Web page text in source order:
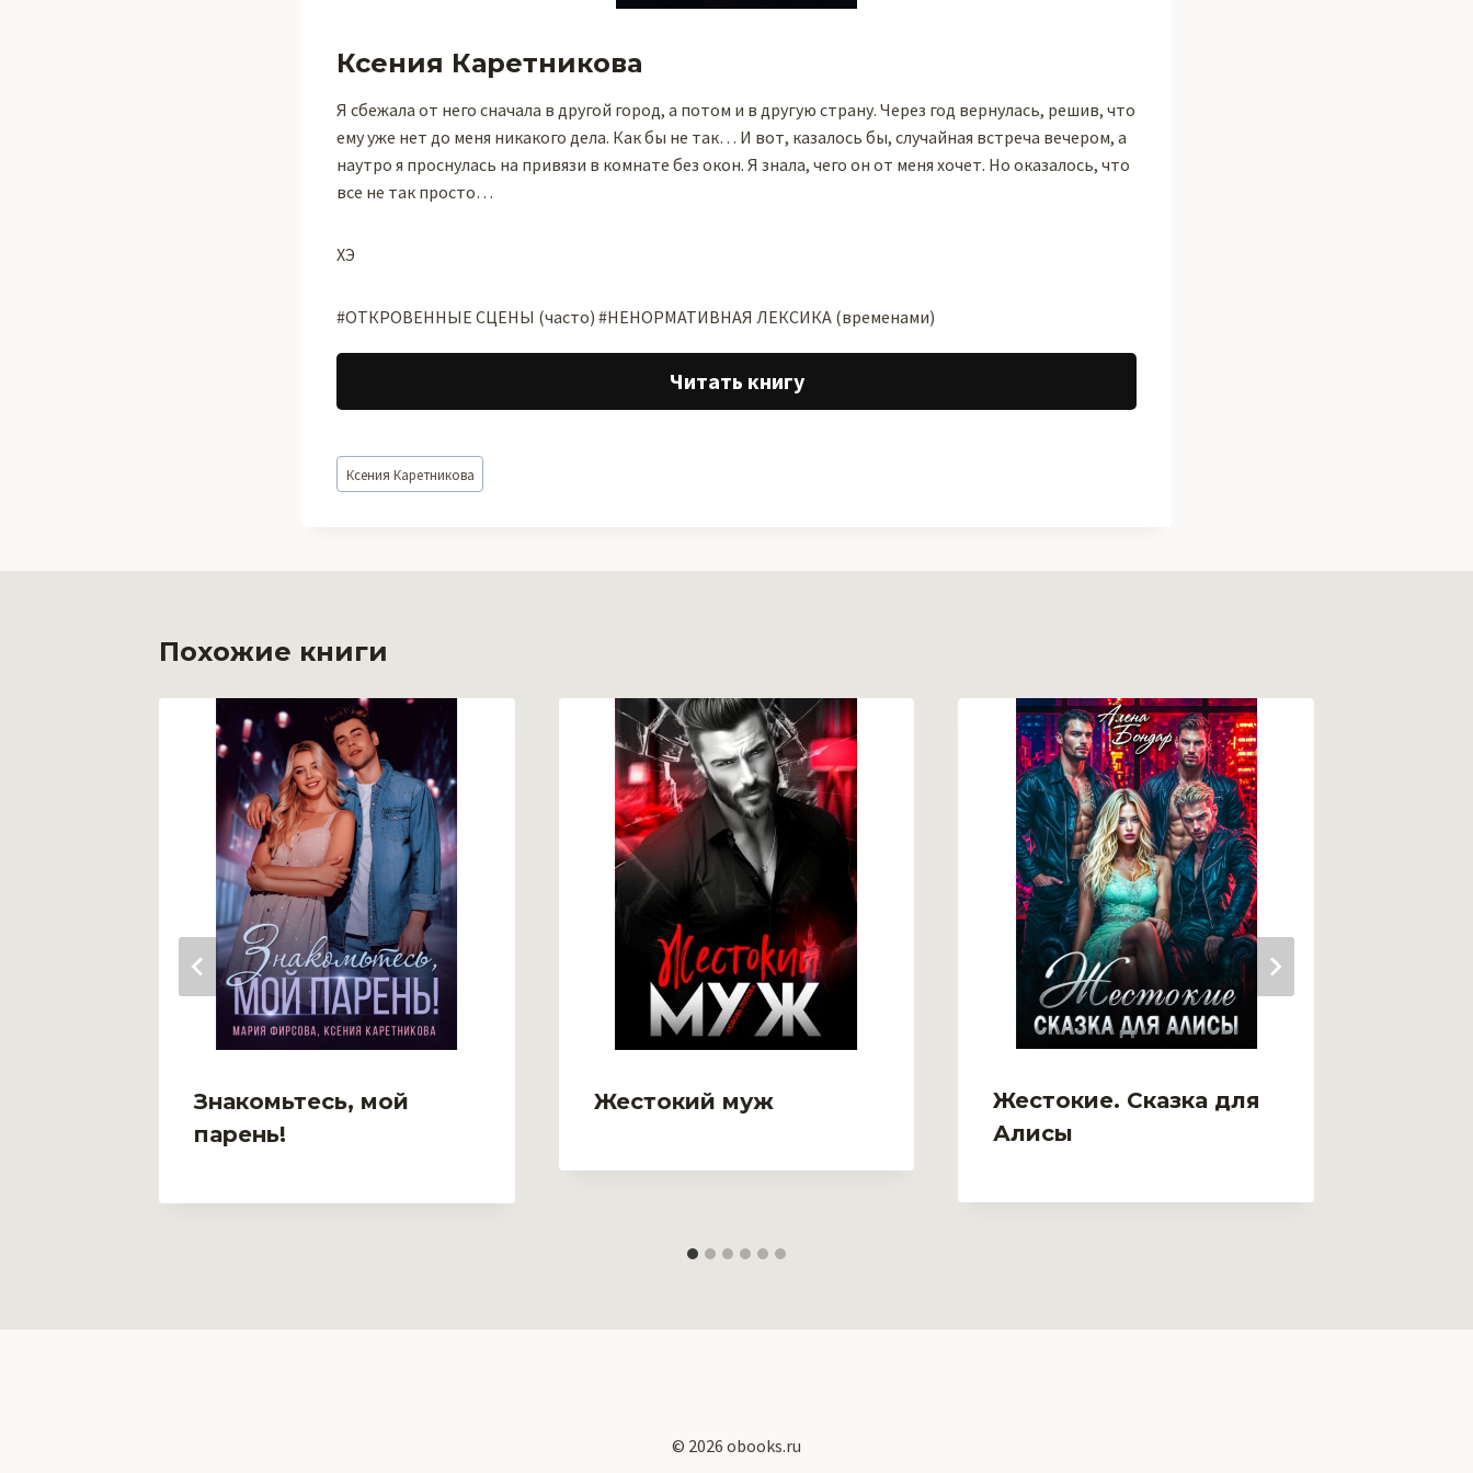
Ксения Каретникова
Я сбежала от него сначала в другой город, а потом и в другую страну. Через год вернулась, решив, что
ему уже нет до меня никакого дела. Как бы не так… И вот, казалось бы, случайная встреча вечером, а
наутро я проснулась на привязи в комнате без окон. Я знала, чего он от меня хочет. Но оказалось, что
все не так просто…
ХЭ
#ОТКРОВЕННЫЕ СЦЕНЫ (часто) #НЕНОРМАТИВНАЯ ЛЕКСИКА (временами)
Читать книгу
Метки
записи:
Ксения Каретникова
Похожие книги
Знакомьтесь, мой
парень!
Жестокий муж
Жестокие. Сказка для
Алисы
© 2026 obooks.ru